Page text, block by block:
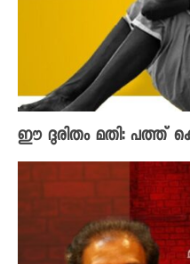
ഈ ദുരിതം മതി: പത്ത്